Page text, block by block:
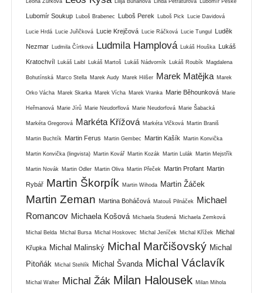
Lubomír Soukup Luboš Brabenec Luboš Perek Luboš Pick Lucie Davidová
Lucie Hrdá Lucie Juřičková Lucie Krejčová Lucie Ráčková Lucie Tungul Luděk
Nezmar Ludmila Čírtková Ludmila Hamplová Lukáš Houška Lukáš
Kratochvíl Lukáš Laibl Lukáš Martoš Lukáš Nádvorník Lukáš Roubík Magdalena
Bohutínská Marco Stella Marek Audy Marek Hilšer Marek Matějka Marek
Orko Vácha Marek Skarka Marek Vícha Marek Vranka Marie Běhounková Marie
Heřmanová Marie Jírů Marie Neudorflová Marie Neudorfová Marie Šabacká
Markéta Gregorová Markéta Křížová Markéta Vlčková Martin Braniš
Martin Buchtík Martin Ferus Martin Gembec Martin Kašík Martin Konvička
Martin Konvička (lingvista) Martin Kovář Martin Kozák Martin Lulák Martin Mejstřík
Martin Novák Martin Odler Martin Oliva Martin Přeček Martin Profant Martin
Rybář Martin Škorpík Martin Wihoda Martin Žáček
Martin Zeman Martina Boháčová Matouš Pilnáček
Michael
Romancov Michaela Košová Michaela Studená Michaela Zemková
Michal Belda Michal Bursa Michal Hoskovec Michal Jeníček Michal Křížek Michal
Křupka Michal Malinský Michal Marčišovský Michal
Pitoňák
Michal Stehlík Michal Švanda Michal Václavík
Michal Walter Michal Žák Milan Halousek Milan Mihola